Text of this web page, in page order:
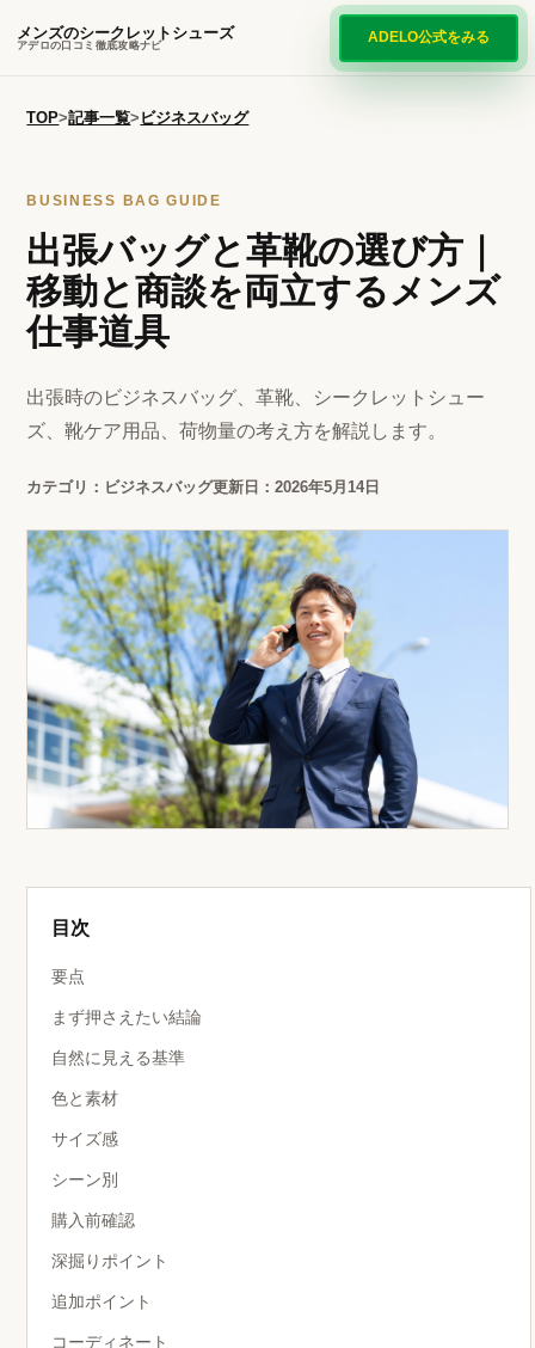
メンズのシークレットシューズ
アデロの口コミ徹底攻略ナビ ADELO公式をみる
TOP>記事一覧> ビジネスバッグ
BUSINESS BAG GUIDE
出張バッグと革靴の選び方｜
移動と商談を両立するメンズ
仕事道具
出張時のビジネスバッグ、革靴、シークレットシュー
ズ、靴ケア用品、荷物量の考え方を解説します。
カテゴリ：ビジネスバッグ更新日：2026年5月14日
目次
要点
まず押さえたい結論
自然に見える基準
色と素材
サイズ感
シーン別
購入前確認
深掘りポイント
追加ポイント
コーディネート